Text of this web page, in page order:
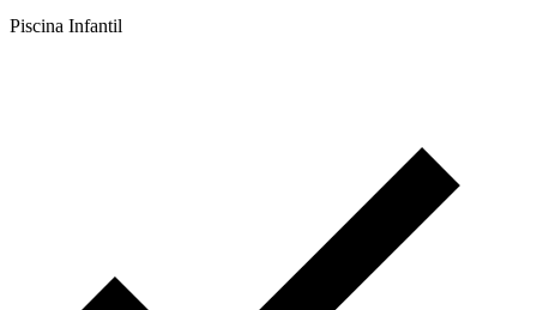
Piscina Infantil